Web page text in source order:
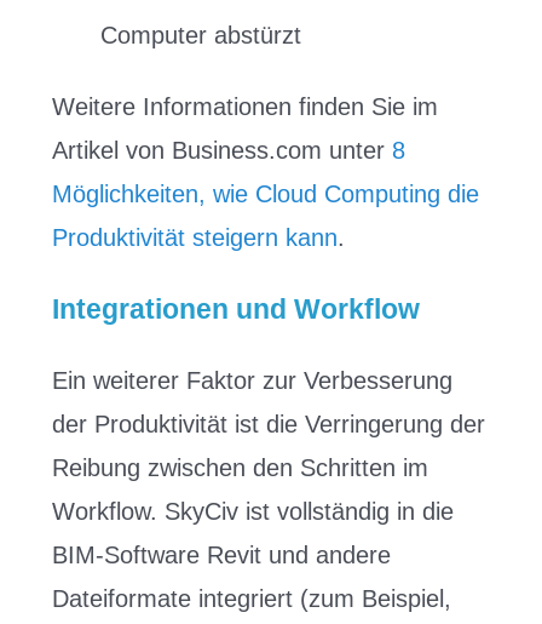
Computer abstürzt
Weitere Informationen finden Sie im
Artikel von Business.com unter 8
Möglichkeiten, wie Cloud Computing die
Produktivität steigern kann.
Integrationen und Workflow
Ein weiterer Faktor zur Verbesserung
der Produktivität ist die Verringerung der
Reibung zwischen den Schritten im
Workflow. SkyCiv ist vollständig in die
BIM-Software Revit und andere
Dateiformate integriert (zum Beispiel,